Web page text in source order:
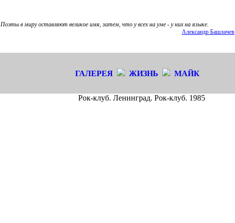
Поэты в миру оставляют великое имя, затем, что у всех на уме - у них на языке.
Александр Башлачев
ГАЛЕРЕЯ ЖИЗНЬ МАЙК